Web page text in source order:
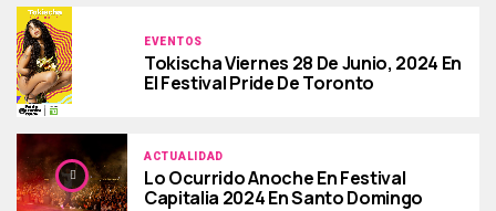
EVENTOS
Tokischa Viernes 28 De Junio, 2024 En
El Festival Pride De Toronto
ACTUALIDAD
Lo Ocurrido Anoche En Festival
Capitalia 2024 En Santo Domingo